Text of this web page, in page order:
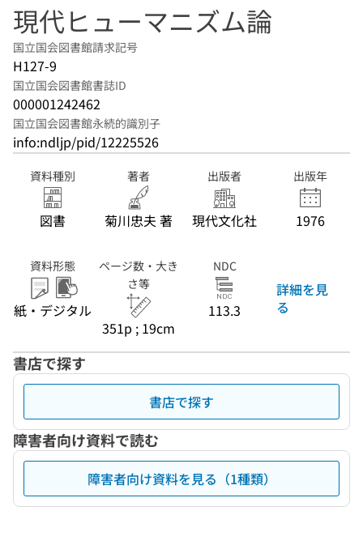
現代ヒューマニズム論
国立国会図書館請求記号
H127-9
国立国会図書館書誌ID
000001242462
国立国会図書館永続的識別子
info:ndljp/pid/12225526
資料種別
図書
著者
菊川忠夫 著
出版者
現代文化社
出版年
1976
資料形態
紙・デジタル
ページ数・大き
さ等
351p ; 19cm
NDC
113.3
詳細を見
る
書店で探す
書店で探す
障害者向け資料で読む
障害者向け資料を見る（1種類）